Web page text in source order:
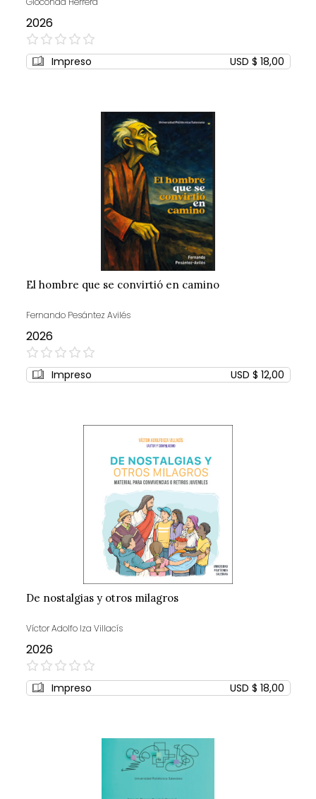
2026
0%
Impreso USD $ 18,00
El hombre que se convirtió en camino
Fernando Pesántez Avilés
2026
0%
Impreso USD $ 12,00
De nostalgias y otros milagros
Víctor Adolfo Iza Villacís
2026
0%
Impreso USD $ 18,00